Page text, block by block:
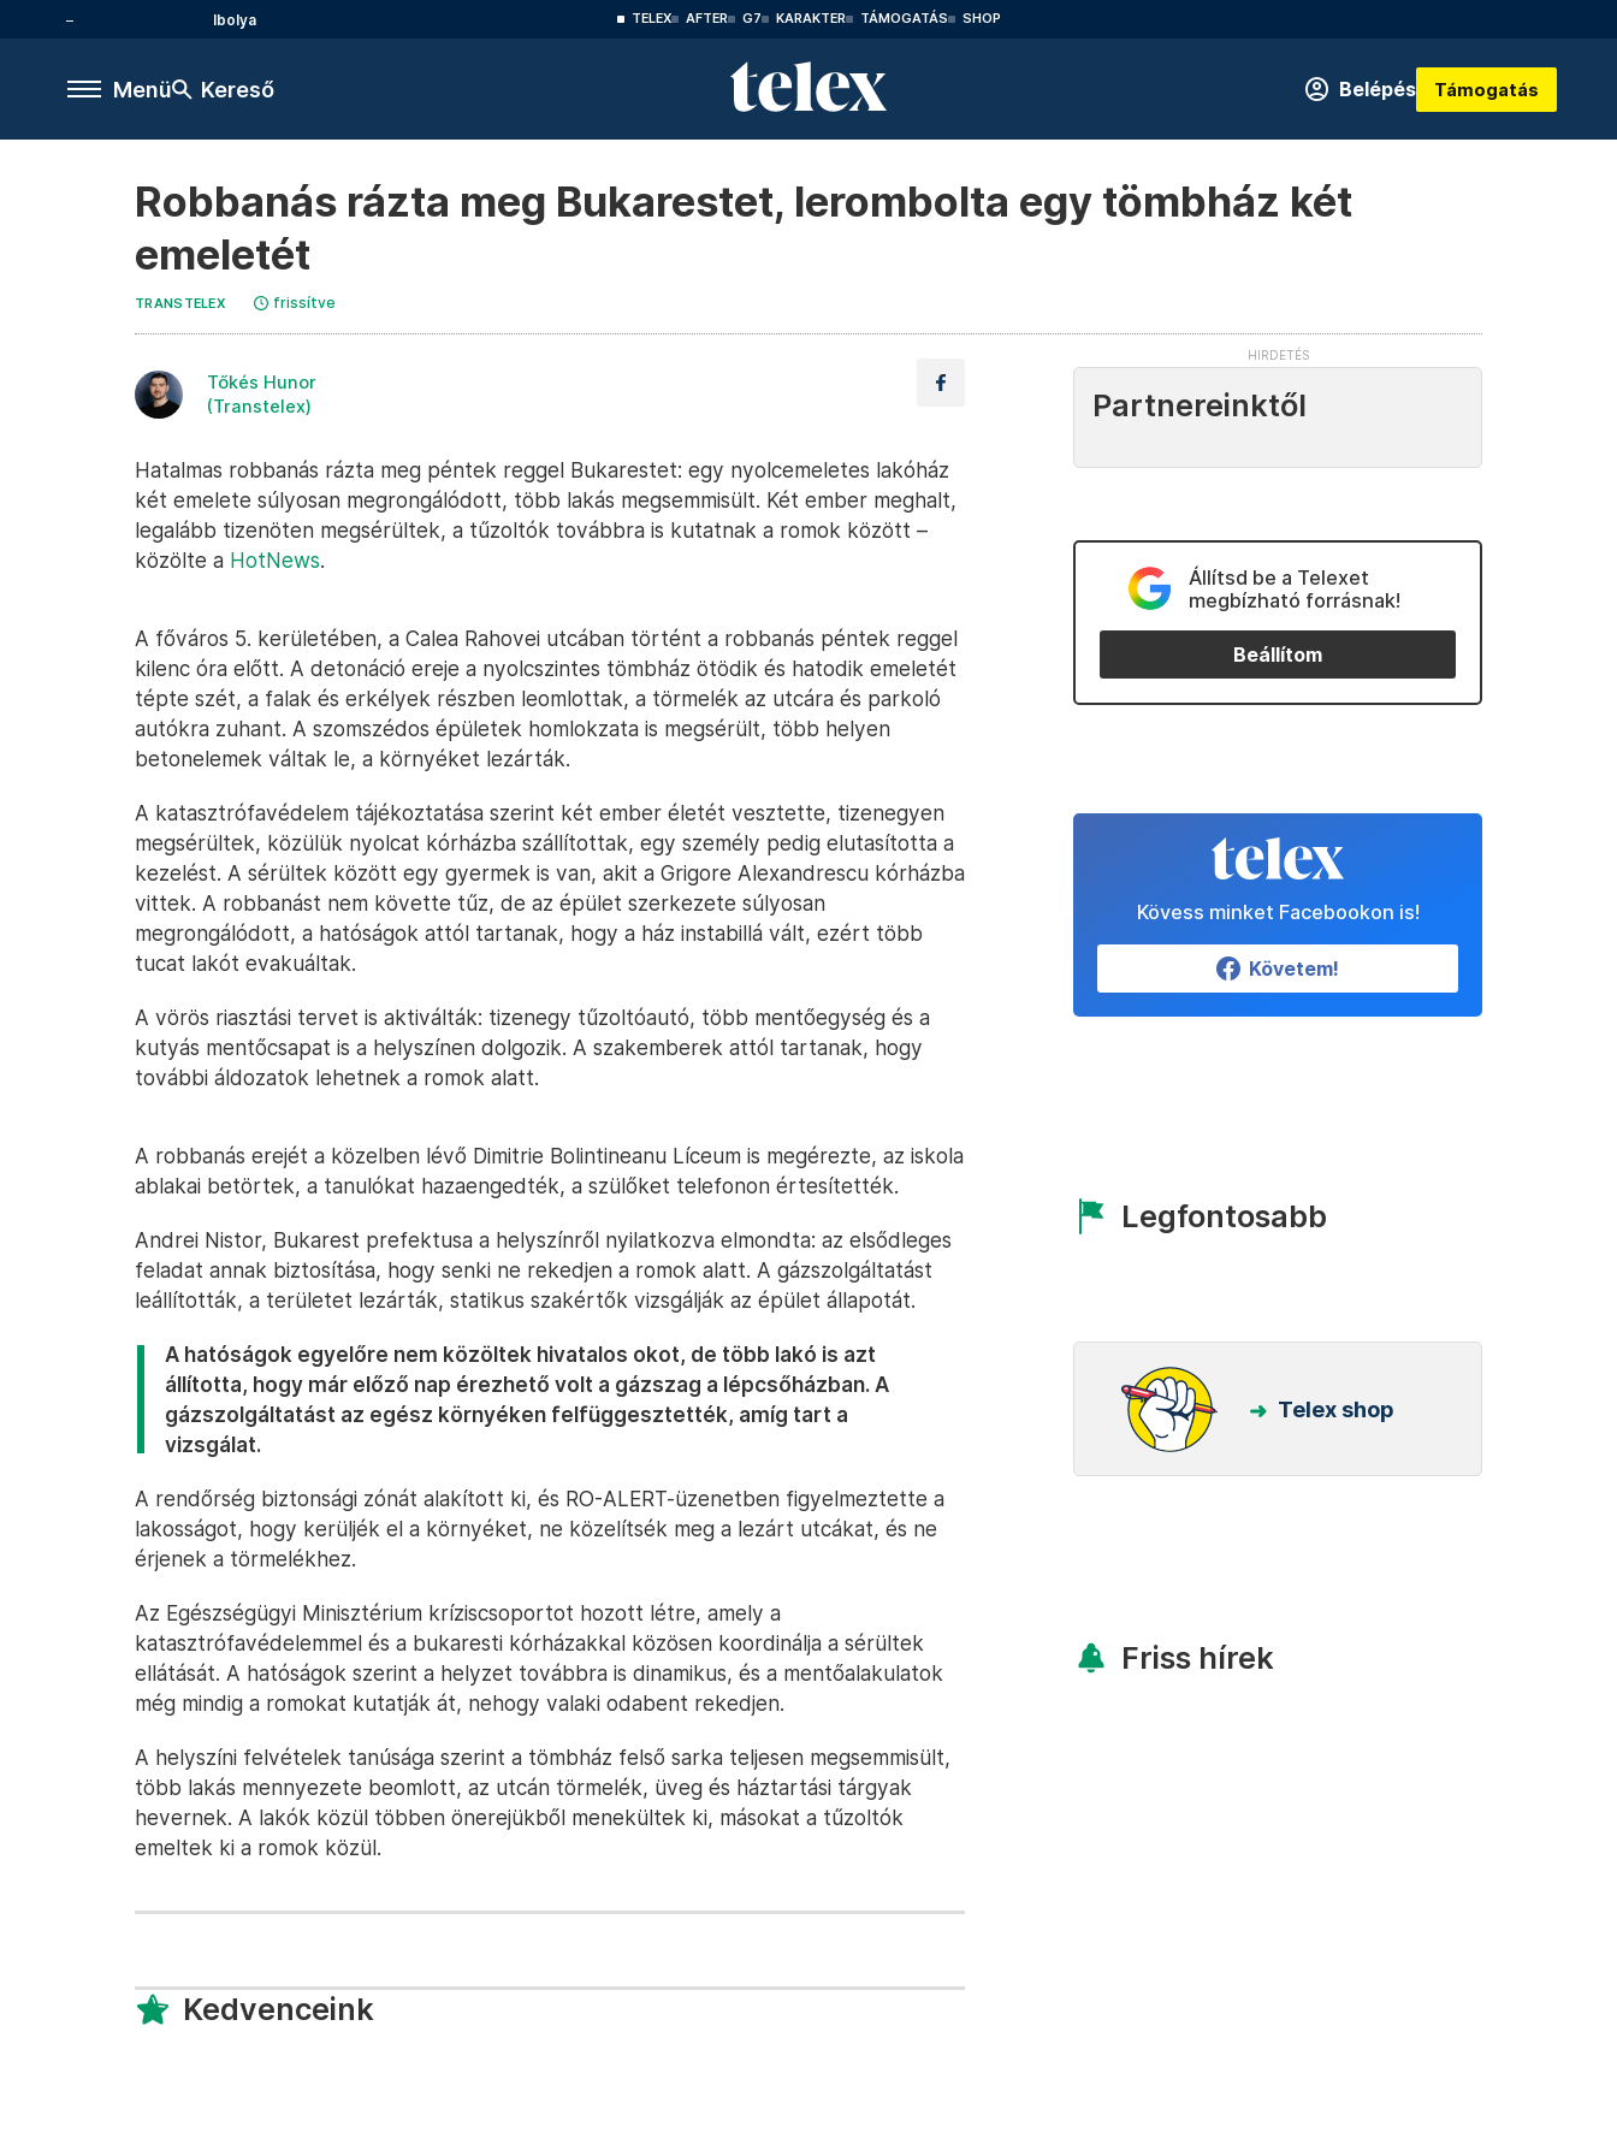
Ibolya TELEX AFTER G7 KARAKTER TÁMOGATÁS SHOP
Menü Kereső Belépés Támogatás
Robbanás rázta meg Bukarestet, lerombolta egy tömbház két
emeletét
TRANSTELEX frissítve
Tőkés Hunor
(Transtelex)
Hatalmas robbanás rázta meg péntek reggel Bukarestet: egy nyolcemeletes lakóház
két emelete súlyosan megrongálódott, több lakás megsemmisült. Két ember meghalt,
legalább tizenöten megsérültek, a tűzoltók továbbra is kutatnak a romok között –
közölte a HotNews.
A főváros 5. kerületében, a Calea Rahovei utcában történt a robbanás péntek reggel
kilenc óra előtt. A detonáció ereje a nyolcszintes tömbház ötödik és hatodik emeletét
tépte szét, a falak és erkélyek részben leomlottak, a törmelék az utcára és parkoló
autókra zuhant. A szomszédos épületek homlokzata is megsérült, több helyen
betonelemek váltak le, a környéket lezárták.
A katasztrófavédelem tájékoztatása szerint két ember életét vesztette, tizenegyen
megsérültek, közülük nyolcat kórházba szállítottak, egy személy pedig elutasította a
kezelést. A sérültek között egy gyermek is van, akit a Grigore Alexandrescu kórházba
vittek. A robbanást nem követte tűz, de az épület szerkezete súlyosan
megrongálódott, a hatóságok attól tartanak, hogy a ház instabillá vált, ezért több
tucat lakót evakuáltak.
A vörös riasztási tervet is aktiválták: tizenegy tűzoltóautó, több mentőegység és a
kutyás mentőcsapat is a helyszínen dolgozik. A szakemberek attól tartanak, hogy
további áldozatok lehetnek a romok alatt.
A robbanás erejét a közelben lévő Dimitrie Bolintineanu Líceum is megérezte, az iskola
ablakai betörtek, a tanulókat hazaengedték, a szülőket telefonon értesítették.
Andrei Nistor, Bukarest prefektusa a helyszínről nyilatkozva elmondta: az elsődleges
feladat annak biztosítása, hogy senki ne rekedjen a romok alatt. A gázszolgáltatást
leállították, a területet lezárták, statikus szakértők vizsgálják az épület állapotát.
A hatóságok egyelőre nem közöltek hivatalos okot, de több lakó is azt
állította, hogy már előző nap érezhető volt a gázszag a lépcsőházban. A
gázszolgáltatást az egész környéken felfüggesztették, amíg tart a
vizsgálat.
A rendőrség biztonsági zónát alakított ki, és RO-ALERT-üzenetben figyelmeztette a
lakosságot, hogy kerüljék el a környéket, ne közelítsék meg a lezárt utcákat, és ne
érjenek a törmelékhez.
Az Egészségügyi Minisztérium kríziscsoportot hozott létre, amely a
katasztrófavédelemmel és a bukaresti kórházakkal közösen koordinálja a sérültek
ellátását. A hatóságok szerint a helyzet továbbra is dinamikus, és a mentőalakulatok
még mindig a romokat kutatják át, nehogy valaki odabent rekedjen.
A helyszíni felvételek tanúsága szerint a tömbház felső sarka teljesen megsemmisült,
több lakás mennyezete beomlott, az utcán törmelék, üveg és háztartási tárgyak
hevernek. A lakók közül többen önerejükből menekültek ki, másokat a tűzoltók
emeltek ki a romok közül.
Kedvenceink
Partnereinktől
Állítsd be a Telexet
megbízható forrásnak!
Beállítom
Kövess minket Facebookon is!
Követem!
Legfontosabb
Telex shop
Friss hírek